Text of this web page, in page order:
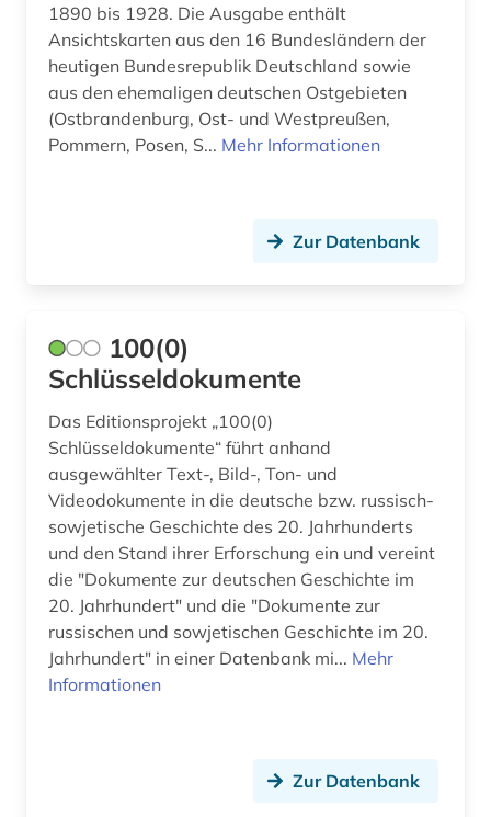
antikolonialismus (2)
antisemitismus (8)
antisemitismus (motiv) (1)
apotheke (1)
aquarell (1)
arabisch (12)
arabische literatur (1)
arabische staaten (3)
arabistik (6)
arbeit (1)
arbeiterbewegung (11)
1890 bis 1928. Die Ausgabe enthält
Ansichtskarten aus den 16 Bundesländern der
heutigen Bundesrepublik Deutschland sowie
aus den ehemaligen deutschen Ostgebieten
(Ostbrandenburg, Ost- und Westpreußen,
Pommern, Posen, S... Mehr Informationen
Zur Datenbank
100(0)
Schlüsseldokumente
Das Editionsprojekt „100(0)
Schlüsseldokumente“ führt anhand
ausgewählter Text-, Bild-, Ton- und
Videodokumente in die deutsche bzw. russisch-
sowjetische Geschichte des 20. Jahrhunderts
und den Stand ihrer Erforschung ein und vereint
die "Dokumente zur deutschen Geschichte im
20. Jahrhundert" und die "Dokumente zur
russischen und sowjetischen Geschichte im 20.
Jahrhundert" in einer Datenbank mi... Mehr
Informationen
Zur Datenbank